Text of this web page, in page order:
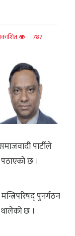
787
पार्टीले
पठाएको छ ।
पुनर्गठन
छ ।